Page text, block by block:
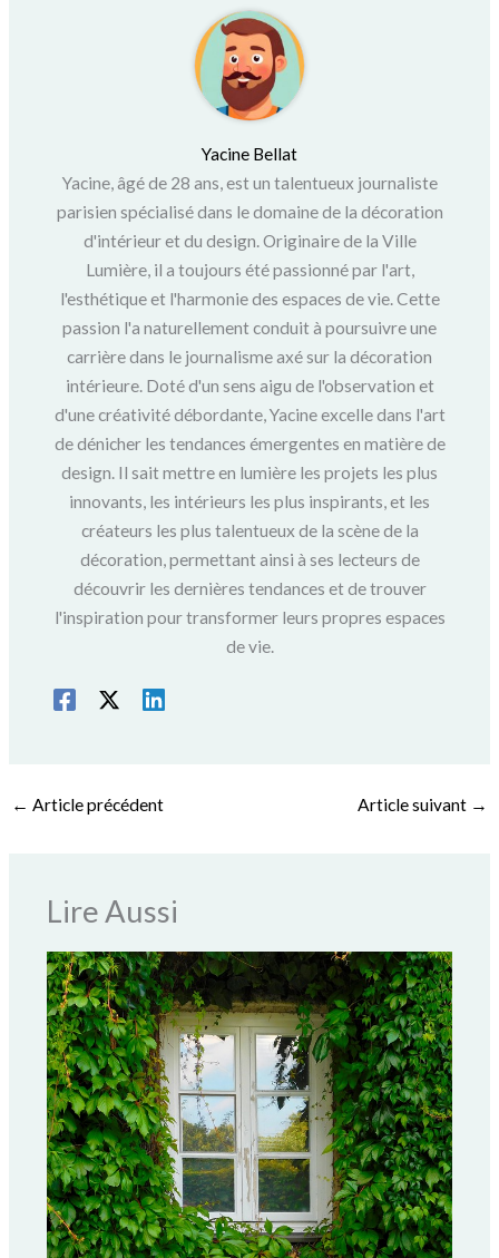
Yacine Bellat
Yacine, âgé de 28 ans, est un talentueux journaliste
parisien spécialisé dans le domaine de la décoration
d'intérieur et du design. Originaire de la Ville
Lumière, il a toujours été passionné par l'art,
l'esthétique et l'harmonie des espaces de vie. Cette
passion l'a naturellement conduit à poursuivre une
carrière dans le journalisme axé sur la décoration
intérieure. Doté d'un sens aigu de l'observation et
d'une créativité débordante, Yacine excelle dans l'art
de dénicher les tendances émergentes en matière de
design. Il sait mettre en lumière les projets les plus
innovants, les intérieurs les plus inspirants, et les
créateurs les plus talentueux de la scène de la
décoration, permettant ainsi à ses lecteurs de
découvrir les dernières tendances et de trouver
l'inspiration pour transformer leurs propres espaces
de vie.
← Article précédent Article suivant →
Lire Aussi